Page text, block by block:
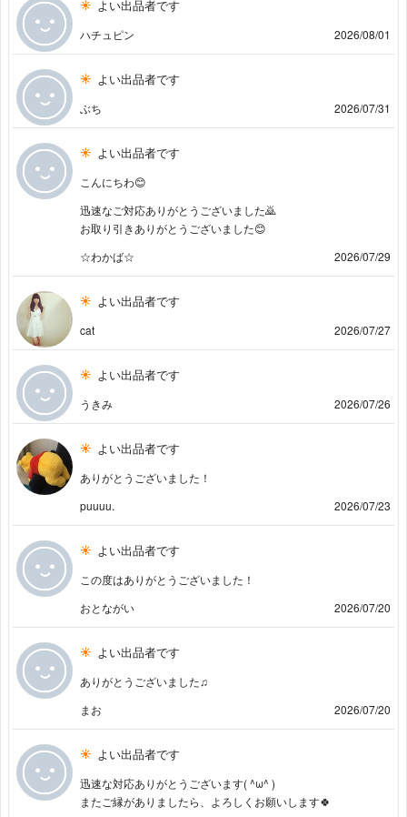
よい出品者です
ハチュピン 2026/08/01
よい出品者です
ぶち 2026/07/31
よい出品者です
こんにちわ😊
迅速なご対応ありがとうございました🙇
お取り引きありがとうございました😊
☆わかば☆
2026/07/29
よい出品者です
cat 2026/07/27
よい出品者です
うきみ 2026/07/26
よい出品者です
ありがとうございました！
puuuu.
2026/07/23
よい出品者です
この度はありがとうございました！
おとながい
2026/07/20
よい出品者です
ありがとうございました♫
まお
2026/07/20
よい出品者です
迅速な対応ありがとうございます( ^ω^ )
またご縁がありましたら、よろしくお願いします🍀